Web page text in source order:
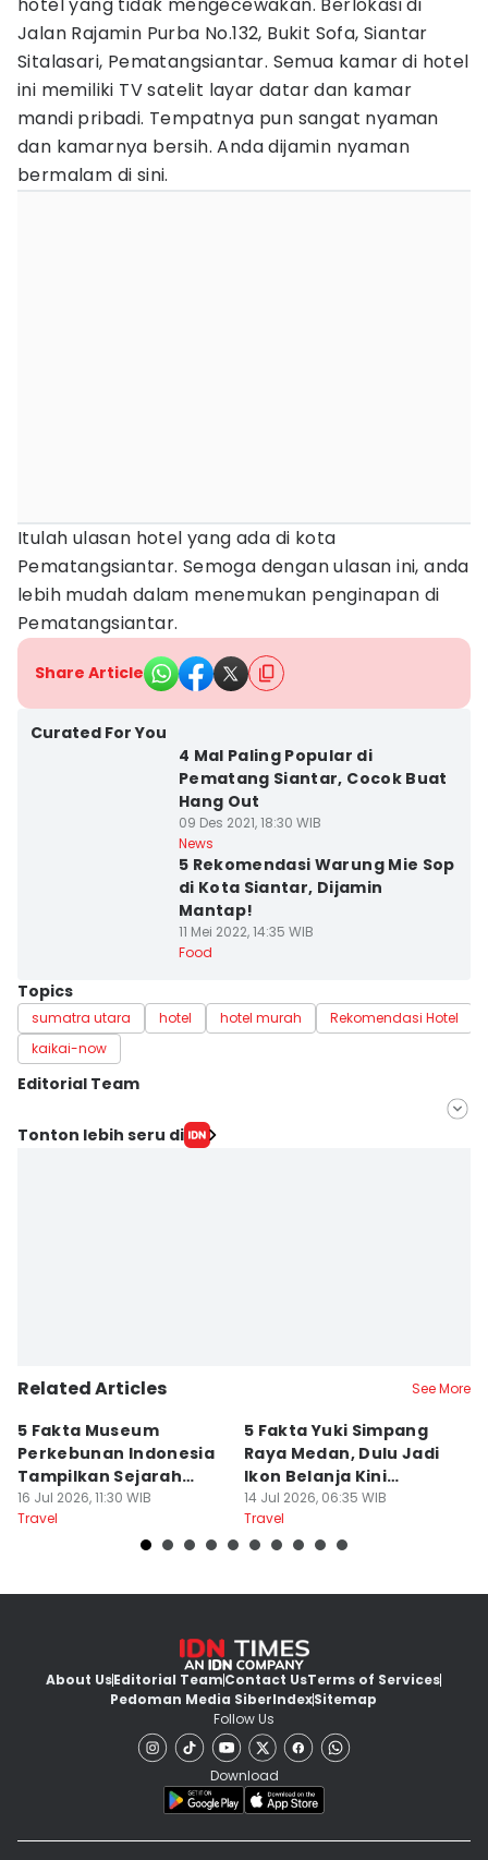
Jalan Rajamin Purba No.132, Bukit Sofa, Siantar
Sitalasari, Pematangsiantar. Semua kamar di hotel
ini memiliki TV satelit layar datar dan kamar
mandi pribadi. Tempatnya pun sangat nyaman
dan kamarnya bersih. Anda dijamin nyaman
bermalam di sini.
Itulah ulasan hotel yang ada di kota
Pematangsiantar. Semoga dengan ulasan ini, anda
lebih mudah dalam menemukan penginapan di
Pematangsiantar.
Share Article
Curated For You
4 Mal Paling Popular di
Pematang Siantar, Cocok Buat
Hang Out
09 Des 2021, 18:30 WIB
News
5 Rekomendasi Warung Mie Sop
di Kota Siantar, Dijamin
Mantap!
11 Mei 2022, 14:35 WIB
Food
Topics
sumatra utara hotel hotel murah Rekomendasi Hotel
kaikai-now
Editorial Team
Editor
Tonton lebih seru di
Related Articles See More
5 Fakta Museum
Perkebunan Indonesia
Tampilkan Sejarah
Tanah Deli
16 Jul 2026, 11:30 WIB
Travel
5 Fakta Yuki Simpang
Raya Medan, Dulu Jadi
Ikon Belanja Kini
Ditinggalkan
14 Jul 2026, 06:35 WIB
Travel
About UsEditorial TeamContact UsTerms of Services
Pedoman Media SiberIndexSitemap
Follow Us
Download